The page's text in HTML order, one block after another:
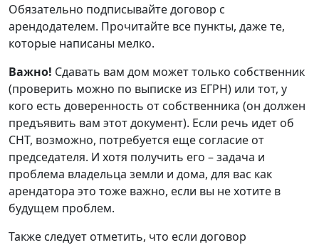
Обязательно подписывайте договор с
арендодателем. Прочитайте все пункты, даже те,
которые написаны мелко.
Важно! Сдавать вам дом может только собственник
(проверить можно по выписке из ЕГРН) или тот, у
кого есть доверенность от собственника (он должен
предъявить вам этот документ). Если речь идет об
СНТ, возможно, потребуется еще согласие от
председателя. И хотя получить его – задача и
проблема владельца земли и дома, для вас как
арендатора это тоже важно, если вы не хотите в
будущем проблем.
Также следует отметить, что если договор